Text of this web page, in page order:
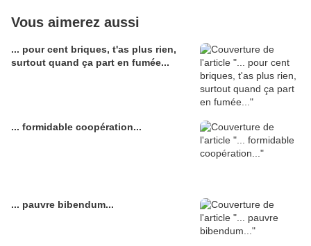
Vous aimerez aussi
... pour cent briques, t'as plus rien,
surtout quand ça part en fumée...
... formidable coopération...
... pauvre bibendum...